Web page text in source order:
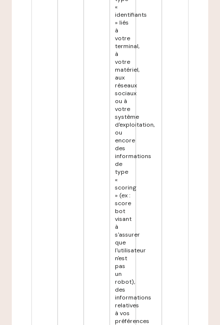
«
identifiants
» liés
à
votre
terminal,
à
votre
matériel,
aux
réseaux
sociaux
ou à
votre
système
d'exploitation,
ou
encore
des
informations
de
type
«
scoring
» (ex :
score
bot
visant
à
s'assurer
que
l'utilisateur
n'est
pas
un
robot),
des
informations
relatives
à vos
préférences